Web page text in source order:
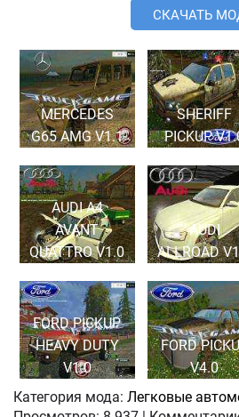
СКАЧАТЬ
MERCEDES
G65 AMG V1.1
SHERIFF
PICKUP
AUDI A4
AVANT
QUATTRO V1.0
AUDI
ALLROAD
FORD PICKUP
HEAVY DUTY
V1.0
FORD
V4.0
Категория мода: Легковые